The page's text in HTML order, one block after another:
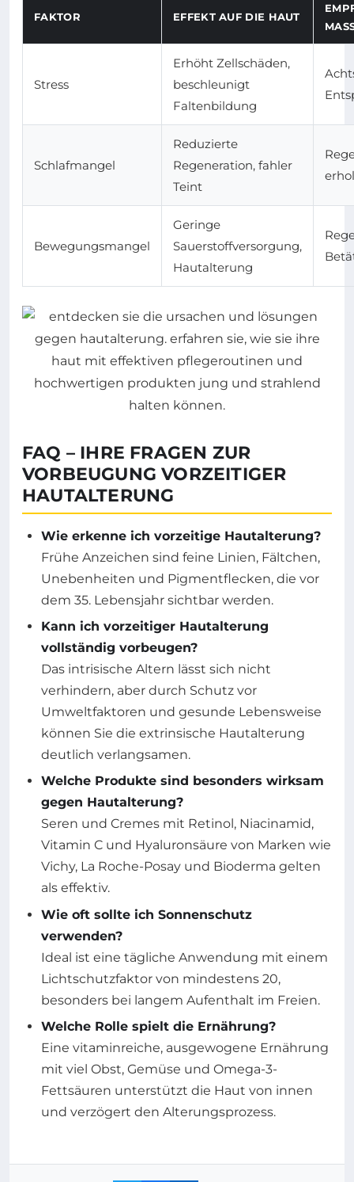
FAKTOR EFFEKT AUF DIE HAUT
Stress
Erhöht Zellschäden,
beschleunigt
Faltenbildung
Schlafmangel
Reduzierte
Regeneration, fahler
Teint
Bewegungsmangel
Geringe
Sauerstoffversorgung,
Hautalterung
FAQ – IHRE FRAGEN ZUR
VORBEUGUNG VORZEITIGER
HAUTALTERUNG
Wie erkenne ich vorzeitige Hautalterung?
Frühe Anzeichen sind feine Linien, Fältchen,
Unebenheiten und Pigmentflecken, die vor
dem 35. Lebensjahr sichtbar werden.
Kann ich vorzeitiger Hautalterung
vollständig vorbeugen?
Das intrisische Altern lässt sich nicht
verhindern, aber durch Schutz vor
Umweltfaktoren und gesunde Lebensweise
können Sie die extrinsische Hautalterung
deutlich verlangsamen.
Welche Produkte sind besonders wirksam
gegen Hautalterung?
Seren und Cremes mit Retinol, Niacinamid,
Vitamin C und Hyaluronsäure von Marken wie
Vichy, La Roche-Posay und Bioderma gelten
als effektiv.
Wie oft sollte ich Sonnenschutz
verwenden?
Ideal ist eine tägliche Anwendung mit einem
Lichtschutzfaktor von mindestens 20,
besonders bei langem Aufenthalt im Freien.
Welche Rolle spielt die Ernährung?
Eine vitaminreiche, ausgewogene Ernährung
mit viel Obst, Gemüse und Omega-3-
Fettsäuren unterstützt die Haut von innen
und verzögert den Alterungsprozess.